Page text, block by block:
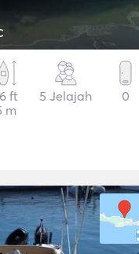
ft
m
5 Jelajah 0